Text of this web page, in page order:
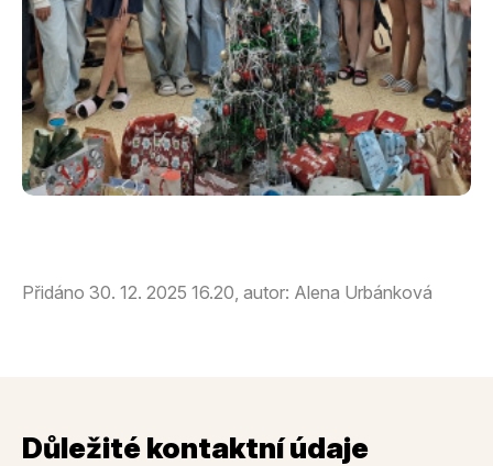
Přidáno 30. 12. 2025 16.20, autor: Alena Urbánková
Důležité kontaktní údaje